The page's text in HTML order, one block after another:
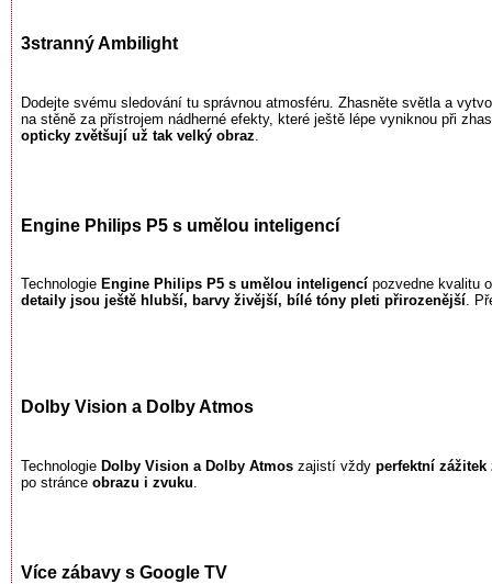
3stranný Ambilight
Dodejte svému sledování tu správnou atmosféru. Zhasněte světla a
na stěně za přístrojem nádherné efekty, které ještě lépe vyniknou při
opticky zvětšují už tak velký obraz
Engine Philips P5 s umělou inteligencí
Technologie Engine Philips P5 s umělou inteligencí pozvedne kvalitu
detaily jsou ještě hlubší, barvy živější, bílé tóny pleti přirozenější.
Dolby Vision a Dolby Atmos
Technologie Dolby Vision a Dolby Atmos zajistí vždy perfektní
po stránce obrazu i zvuku
Více zábavy s Google TV